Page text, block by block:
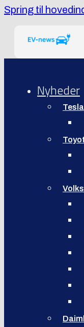
Spring til
Nyheder